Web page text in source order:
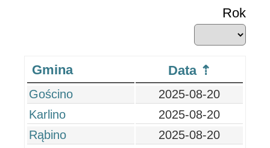
Rok
Gmina Data
Gościno
2025-08-20
Karlino
2025-08-20
Rąbino
2025-08-20